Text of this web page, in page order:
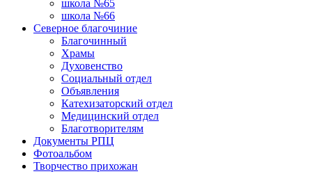
школа №65
школа №66
Северное благочиние
Благочинный
Храмы
Духовенство
Социальный отдел
Объявления
Катехизаторский отдел
Медицинский отдел
Благотворителям
Документы РПЦ
Фотоальбом
Творчество прихожан